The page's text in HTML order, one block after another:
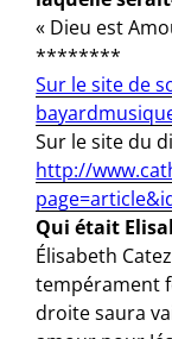
« Dieu est
********
Sur le site de
Sur le site du
http://
Qui était
Élisabeth
tempérament
droite saura